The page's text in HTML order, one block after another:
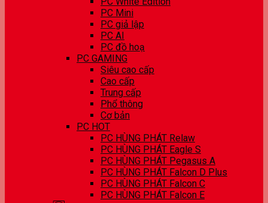
PC Mini
PC giả lập
PC AI
PC đồ hoạ
PC GAMING
Siêu cao cấp
Cao cấp
Trung cấp
Phổ thông
Cơ bản
PC HOT
PC HÙNG PHÁT Relaw
PC HÙNG PHÁT Eagle S
PC HÙNG PHÁT Pegasus A
PC HÙNG PHÁT Falcon D Plus
PC HÙNG PHÁT Falcon C
PC HÙNG PHÁT Falcon E